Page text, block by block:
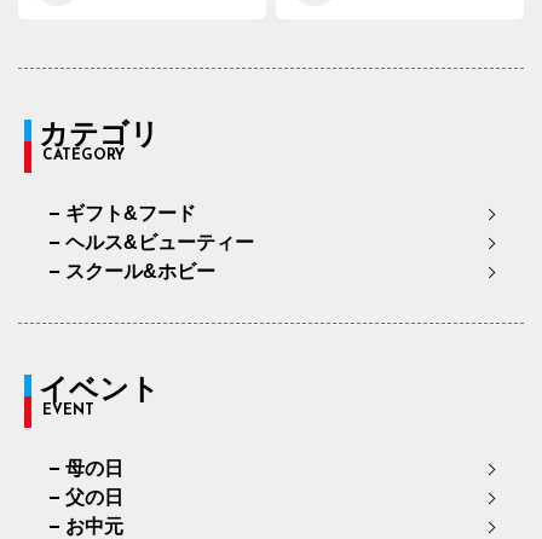
カテゴリ
CATEGORY
ギフト&フード
ヘルス&ビューティー
スクール&ホビー
イベント
EVENT
母の日
父の日
お中元